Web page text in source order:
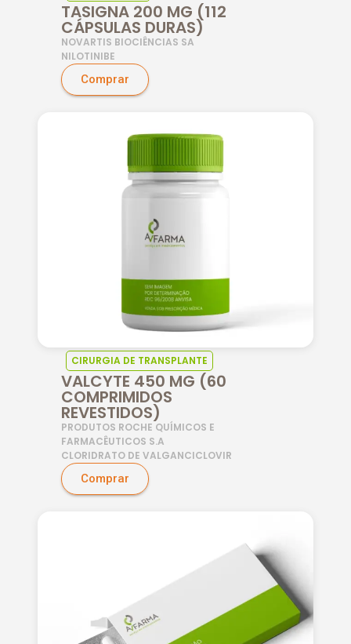
TASIGNA 200 MG (112
CÁPSULAS DURAS)
NOVARTIS BIOCIÊNCIAS SA
NILOTINIBE
Comprar
CIRURGIA DE TRANSPLANTE
VALCYTE 450 MG (60
COMPRIMIDOS
REVESTIDOS)
PRODUTOS ROCHE QUÍMICOS E
FARMACÊUTICOS S.A
CLORIDRATO DE VALGANCICLOVIR
Comprar